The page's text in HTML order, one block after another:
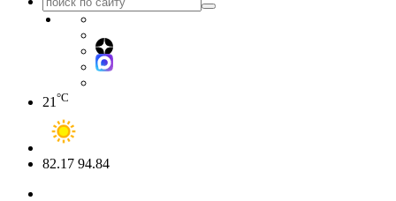
21 °C
82.17 94.84